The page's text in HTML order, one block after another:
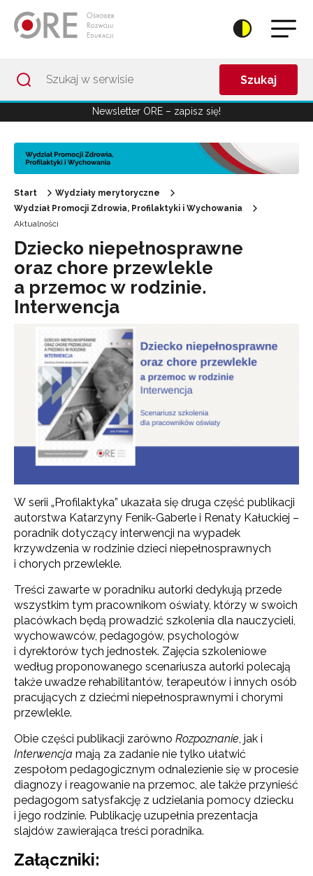
Szukaj
Newsletter ORE – zapisz się!
Start
Wydziały merytoryczne
Wydział Promocji Zdrowia, Profilaktyki i Wychowania
Aktualności
Dziecko niepełnosprawne
oraz chore przewlekle
a przemoc w rodzinie.
Interwencja
W serii „Profilaktyka” ukazała się druga część publikacji
autorstwa Katarzyny Fenik-Gaberle i Renaty Kałuckiej –
poradnik dotyczący interwencji na wypadek
krzywdzenia w rodzinie dzieci niepełnosprawnych
i chorych przewlekle.
Treści zawarte w poradniku autorki dedykują przede
wszystkim tym pracownikom oświaty, którzy w swoich
placówkach będą prowadzić szkolenia dla nauczycieli,
wychowawców, pedagogów, psychologów
i dyrektorów tych jednostek. Zajęcia szkoleniowe
według proponowanego scenariusza autorki polecają
także uwadze rehabilitantów, terapeutów i innych osób
pracujących z dziećmi niepełnosprawnymi i chorymi
przewlekle.
Obie części publikacji zarówno Rozpoznanie, jak i
Interwencja mają za zadanie nie tylko ułatwić
zespołom pedagogicznym od­nalezienie się w procesie
diagnozy i reagowanie na przemoc, ale także przynieść
pedagogom satysfakcję z udzielania pomocy dziecku
i jego rodzinie. Publikację uzupełnia prezentacja
slajdów zawierająca treści poradnika.
Załączniki: